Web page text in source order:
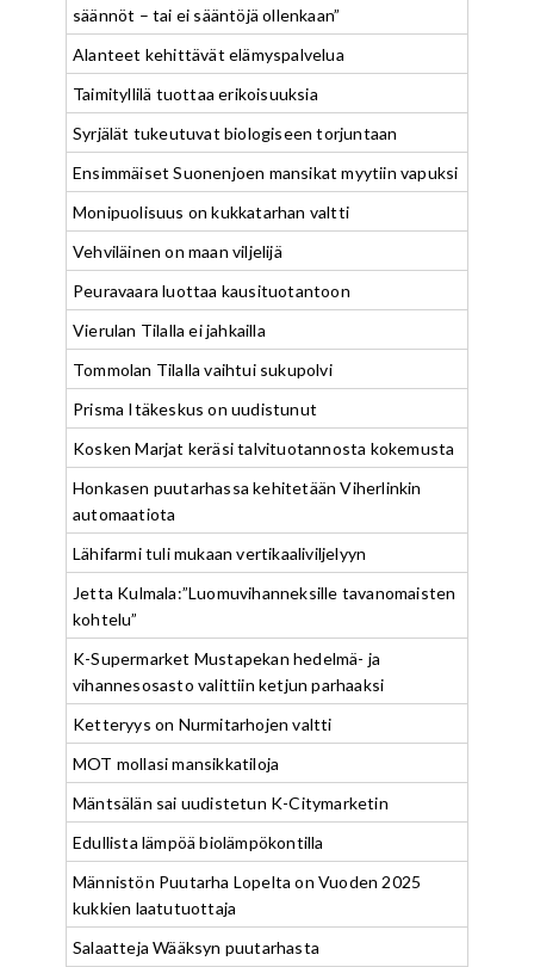
säännöt – tai ei sääntöjä ollenkaan”
Alanteet kehittävät elämyspalvelua
Taimityllilä tuottaa erikoisuuksia
Syrjälät tukeutuvat biologiseen torjuntaan
Ensimmäiset Suonenjoen mansikat myytiin vapuksi
Monipuolisuus on kukkatarhan valtti
Vehviläinen on maan viljelijä
Peuravaara luottaa kausituotantoon
Vierulan Tilalla ei jahkailla
Tommolan Tilalla vaihtui sukupolvi
Prisma Itäkeskus on uudistunut
Kosken Marjat keräsi talvituotannosta kokemusta
Honkasen puutarhassa kehitetään Viherlinkin
automaatiota
Lähifarmi tuli mukaan vertikaaliviljelyyn
Jetta Kulmala:”Luomuvihanneksille tavanomaisten
kohtelu”
K-Supermarket Mustapekan hedelmä- ja
vihannesosasto valittiin ketjun parhaaksi
Ketteryys on Nurmitarhojen valtti
MOT mollasi mansikkatiloja
Mäntsälän sai uudistetun K-Citymarketin
Edullista lämpöä biolämpökontilla
Männistön Puutarha Lopelta on Vuoden 2025
kukkien laatutuottaja
Salaatteja Wääksyn puutarhasta